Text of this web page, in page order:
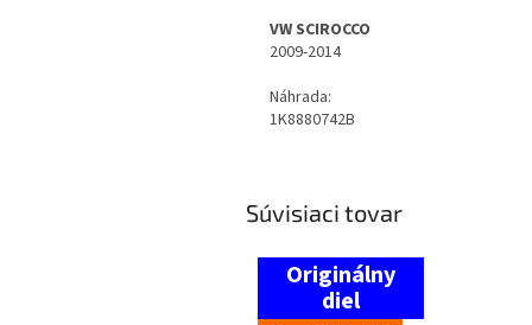
VW SCIROCCO
2009-2014
Náhrada:
1K8880742B
Súvisiaci tovar